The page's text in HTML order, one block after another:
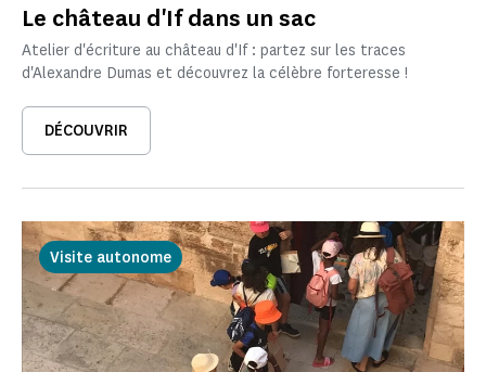
Le château d'If dans un sac
Atelier d'écriture au château d'If : partez sur les traces
d'Alexandre Dumas et découvrez la célèbre forteresse !
DÉCOUVRIR
Visite autonome